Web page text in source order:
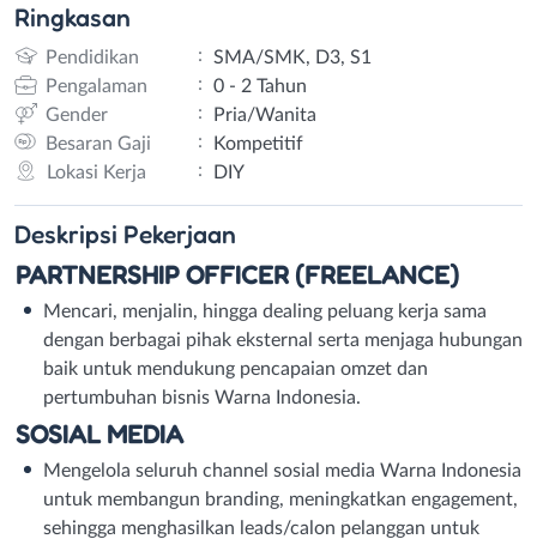
Ringkasan
Pendidikan :
SMA/SMK, D3, S1
Pengalaman
:
0 - 2 Tahun
Gender
:
Pria/Wanita
Besaran Gaji
:
Kompetitif
Lokasi Kerja
: DIY
Deskripsi Pekerjaan
PARTNERSHIP OFFICER (FREELANCE)
Mencari, menjalin, hingga dealing peluang kerja sama
dengan berbagai pihak eksternal serta menjaga hubungan
baik untuk mendukung pencapaian omzet dan
pertumbuhan bisnis Warna Indonesia.
SOSIAL MEDIA
Mengelola seluruh channel sosial media Warna Indonesia
untuk membangun branding, meningkatkan engagement,
sehingga menghasilkan leads/calon pelanggan untuk